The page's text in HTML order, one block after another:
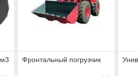
Фронтальный погрузчик